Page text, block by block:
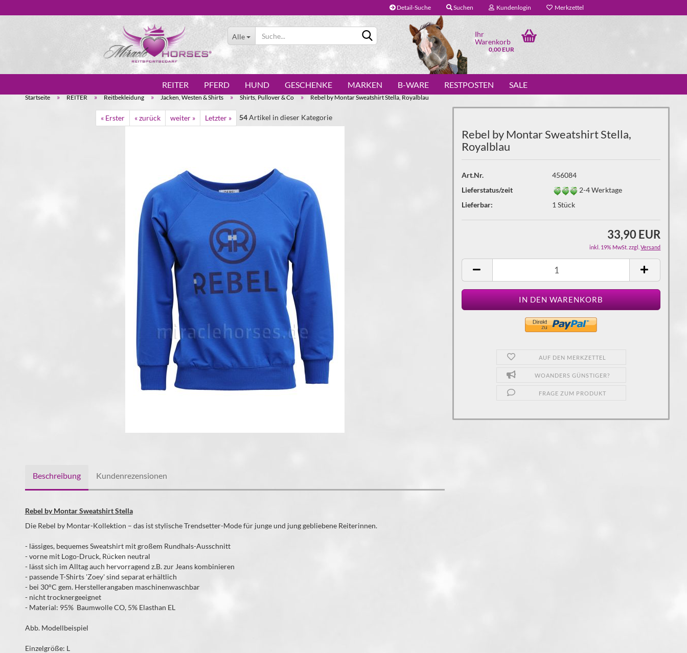
Detail-Suche Suchen Kundenlogin Merkzettel
Alle
Ihr
Warenkorb
0,00 EUR
REITER PFERD HUND GESCHENKE MARKEN B-WARE RESTPOSTEN SALE
Startseite » REITER » Reitbekleidung » Jacken, Westen & Shirts » Shirts, Pullover & Co » Rebel by Montar Sweatshirt Stella, Royalblau
« Erster « zurück weiter » Letzter » 54Artikel in dieser Kategorie
Rebel by Montar Sweatshirt Stella,
Royalblau
Art.Nr.
456084
Lieferstatus/zeit
2-4 Werktage
Lieferbar:
1Stück
33,90 EUR
inkl. 19% MwSt. zzgl.Versand
AUF DEN MERKZETTEL
WOANDERS GÜNSTIGER?
FRAGE ZUM PRODUKT
Beschreibung Kundenrezensionen
Rebel by Montar Sweatshirt Stella
Die Rebel by Montar-Kollektion – das ist stylische Trendsetter-Mode für junge und jung gebliebene Reiterinnen.
- lässiges, bequemes Sweatshirt mit großem Rundhals-Ausschnitt
- vorne mit Logo-Druck, Rücken neutral
- lässt sich im Alltag auch hervorragend z.B. zur Jeans kombinieren
- passende T-Shirts 'Zoey' sind separat erhältlich
- bei 30°C gem. Herstellerangaben maschinenwaschbar
- nicht trocknergeeignet
- Material: 95% Baumwolle CO, 5% Elasthan EL
Abb. Modellbeispiel
Einzelgröße: L